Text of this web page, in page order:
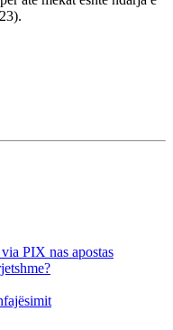
PIX nas apostas